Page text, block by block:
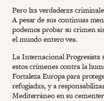
Pero lxs verdaderxs
A pesar de sus continuas
podemos probar su crimen
el mundo entero vea.
La Internacional Progresista
estos crímenes contra la
Fortaleza Europa para
refugiadxs, y a
Mediterráneo en su